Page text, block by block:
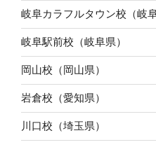
岐阜カラフルタウン校（岐阜
岐阜駅前校（岐阜県）
岡山校（岡山県）
岩倉校（愛知県）
川口校（埼玉県）